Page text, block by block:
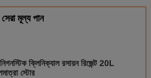
মূল্য পান
ক্লিনিক্যাল রসায়ন রিজেন্ট 20L
স্টোর